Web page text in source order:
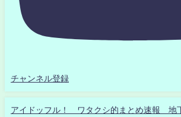
チャンネル登録
アイドッフル！ ワタクシ的まとめ速報 地